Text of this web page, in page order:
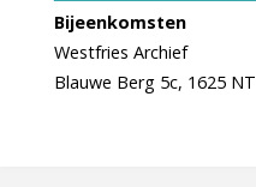
Bijeenkomsten
Westfries Archief
Blauwe Berg 5c, 1625